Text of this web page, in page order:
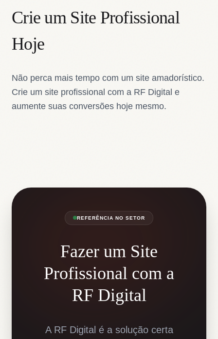
Crie um Site Profissional
Hoje
Não perca mais tempo com um site amadorístico.
Crie um site profissional com a RF Digital e
aumente suas conversões hoje mesmo.
REFERÊNCIA NO SETOR
Fazer um Site
Profissional com a
RF Digital
A RF Digital é a solução certa